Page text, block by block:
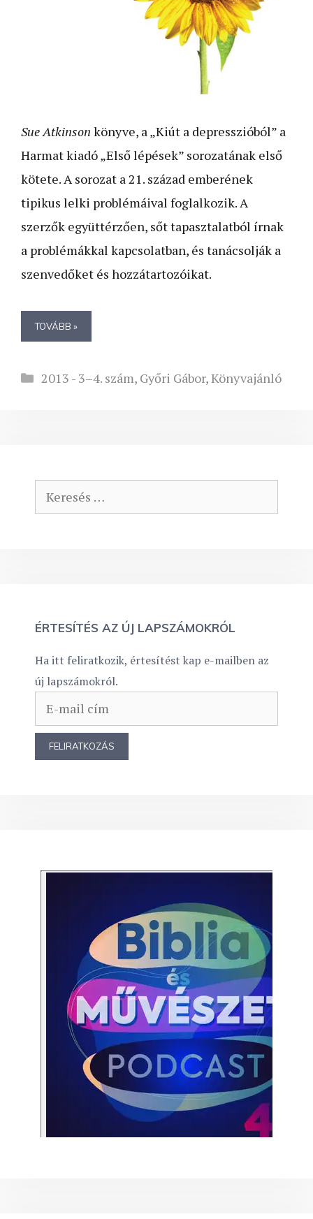
Sue Atkinson könyve, a „Kiút a depresszióból” a
Harmat kiadó „Első lépések” sorozatának első
kötete. A sorozat a 21. század emberének
tipikus lelki problémáival foglalkozik. A
szerzők együttérzően, sőt tapasztalatból írnak
a problémákkal kapcsolatban, és tanácsolják a
szenvedőket és hozzátartozóikat.
TOVÁBB »
Kategória
2013 - 3–4. szám, Győri Gábor,Könyvajánló
Keresés:
ÉRTESÍTÉS AZ ÚJ LAPSZÁMOKRÓL
Ha itt feliratkozik, értesítést kap e-mailben az
új lapszámokról.